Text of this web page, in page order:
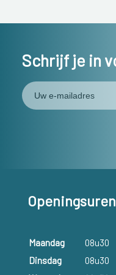
Schrijf je in
Openingsuren
Maandag 08u30
Dinsdag
08u30